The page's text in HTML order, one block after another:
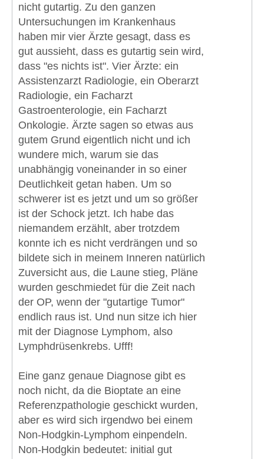
nicht gutartig. Zu den ganzen
Untersuchungen im Krankenhaus
haben mir vier Ärzte gesagt, dass es
gut aussieht, dass es gutartig sein wird,
dass "es nichts ist". Vier Ärzte: ein
Assistenzarzt Radiologie, ein Oberarzt
Radiologie, ein Facharzt
Gastroenterologie, ein Facharzt
Onkologie. Ärzte sagen so etwas aus
gutem Grund eigentlich nicht und ich
wundere mich, warum sie das
unabhängig voneinander in so einer
Deutlichkeit getan haben. Um so
schwerer ist es jetzt und um so größer
ist der Schock jetzt. Ich habe das
niemandem erzählt, aber trotzdem
konnte ich es nicht verdrängen und so
bildete sich in meinem Inneren natürlich
Zuversicht aus, die Laune stieg, Pläne
wurden geschmiedet für die Zeit nach
der OP, wenn der "gutartige Tumor"
endlich raus ist. Und nun sitze ich hier
mit der Diagnose Lymphom, also
Lymphdrüsenkrebs. Ufff!
Eine ganz genaue Diagnose gibt es
noch nicht, da die Bioptate an eine
Referenzpathologie geschickt wurden,
aber es wird sich irgendwo bei einem
Non-Hodgkin-Lymphom einpendeln.
Non-Hodgkin bedeutet: initial gut